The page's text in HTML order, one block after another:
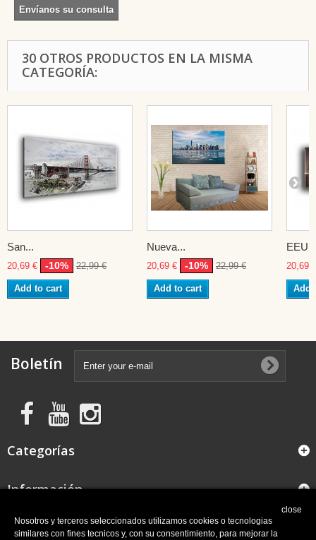
Envíanos su consulta
30 OTROS PRODUCTOS EN LA MISMA
CATEGORÍA:
San...
20,69 € -10% 22,99 €
Add to cart
Nueva...
20,69 € -10% 22,99 €
Add to cart
20,69 €
Add
Boletín
Categorías
Información
close
Nosotros y terceros seleccionados utilizamos cookies o tecnologias
similares con fines tecnicos y, con su consentimiento, para mejorar la